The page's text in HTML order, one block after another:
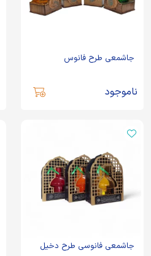
جاشمعی طرح فانوس
ناموجود
جاشمعی فانوسی طرح دخیل